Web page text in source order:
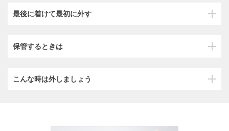
最後に着けて最初に外す
保管するときは
こんな時は外しましょう